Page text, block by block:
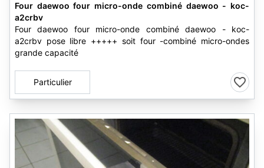
Four daewoo four micro-onde combiné daewoo - koc-
a2crbv
Four daewoo four micro-onde combiné daewoo - koc-
a2crbv pose libre +++++ soit four -combiné micro-ondes
grande capacité
Particulier